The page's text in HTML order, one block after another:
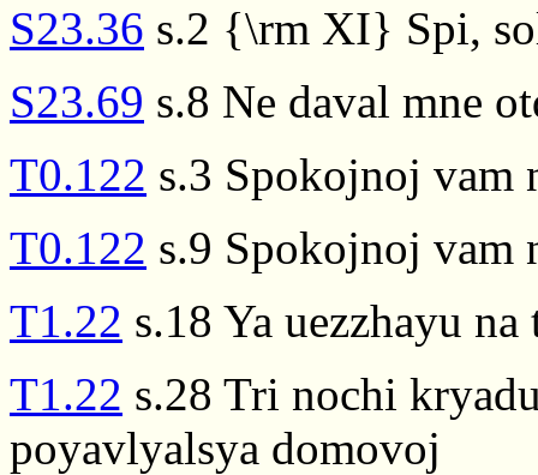
S23.36 s.2 {\rm XI} Spi,
S23.69 s.8 Ne daval mne
T0.122 s.3 Spokojnoj vam
T0.122 s.9 Spokojnoj vam
T1.22 s.18 Ya uezzhayu
T1.22 s.28 Tri nochi
poyavlyalsya domovoj